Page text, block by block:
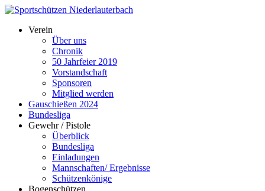
Verein
Über uns
Chronik
50 Jahrfeier 2019
Vorstandschaft
Sponsoren
Mitglied werden
Gauschießen 2024
Bundesliga
Gewehr / Pistole
Überblick
Bundesliga
Einladungen
Mannschaften/ Ergebnisse
Schützenkönige
Bogenschützen